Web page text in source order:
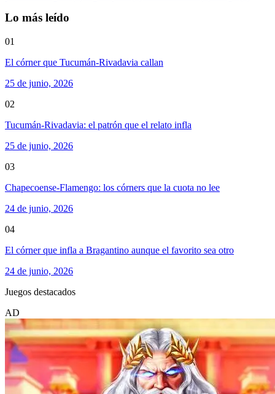
Lo más leído
01
El córner que Tucumán-Rivadavia callan
25 de junio, 2026
02
Tucumán-Rivadavia: el patrón que el relato infla
25 de junio, 2026
03
Chapecoense-Flamengo: los córners que la cuota no lee
24 de junio, 2026
04
El córner que infla a Bragantino aunque el favorito sea otro
24 de junio, 2026
Juegos destacados
AD